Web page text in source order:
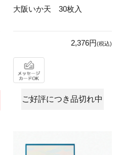
大阪いか天 30枚入
2,376円(税込)
ご好評につき品切れ中